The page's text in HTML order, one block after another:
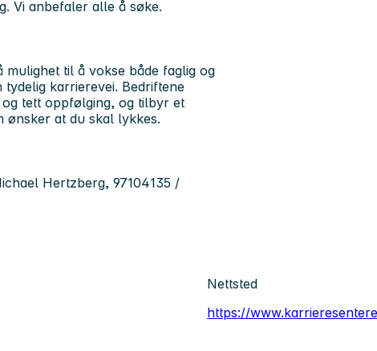
Vi anbefaler alle å søke.
til å vokse både faglig og
karrierevei. Bedriftene
tett oppfølging, og tilbyr et
ønsker at du skal lykkes.
Hertzberg, 97104135 /
Nettsted
https://